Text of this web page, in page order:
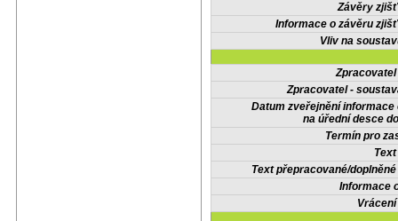
Závěry
Informace o závěru
Vliv na
Zpracovatel -
Datum zveřejnění informace
na úřední desce
Termín pro
Text přepracované/
Informace